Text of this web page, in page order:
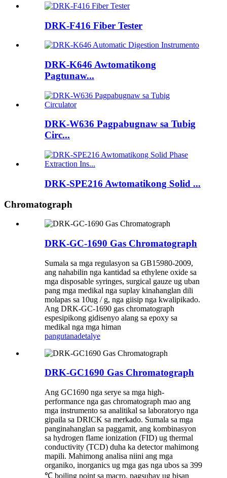
DRK-F416 Fiber Tester
DRK-K646 Awtomatikong
Pagtunaw...
DRK-W636 Pagpabugnaw sa Tubig
Circ...
DRK-SPE216 Awtomatikong Solid ...
Chromatograph
DRK-GC-1690 Gas Chromatograph
Sumala sa mga regulasyon sa GB15980-2009,
ang nahabilin nga kantidad sa ethylene oxide sa
mga disposable syringes, surgical gauze ug uban
pang mga medikal nga suplay kinahanglan dili
molapas sa 10ug / g, nga giisip nga kwalipikado.
Ang DRK-GC-1690 gas chromatograph
espesipikong gidisenyo alang sa epoxy sa
medikal nga mga himan
pangutanadetalye
DRK-GC1690 Gas Chromatograph
Ang GC1690 nga serye sa mga high-
performance nga gas chromatograph mao ang
mga instrumento sa analitikal sa laboratoryo nga
gipaila sa DRICK sa merkado. Sumala sa mga
panginahanglan sa paggamit, ang kombinasyon
sa hydrogen flame ionization (FID) ug thermal
conductivity (TCD) duha ka detector mahimong
mapili. Mahimong analisa niini ang mga
organiko, inorganics ug mga gas nga ubos sa 399
℃ boiling point sa macro, pagsubay ug bisan